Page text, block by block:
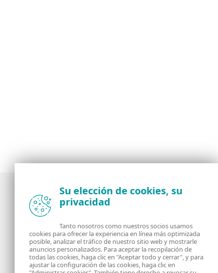
Noticias, opiniones y análisis de la comunidad de
seguridad de ESET
Acerca de RSS Feed
Contáctanos Dirección
Su elección de cookies, su
privacidad
Tanto nosotros como nuestros socios usamos
cookies para ofrecer la experiencia en línea más optimizada
posible, analizar el tráfico de nuestro sitio web y mostrarle
anuncios personalizados. Para aceptar la recopilación de
todas las cookies, haga clic en "Aceptar todo y cerrar", y para
ajustar la configuración de las cookies, haga clic en